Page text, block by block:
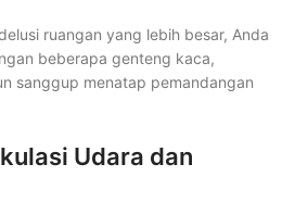
ruangan yang lebih besar, Anda
beberapa genteng kaca,
sanggup menatap pemandangan
Udara dan